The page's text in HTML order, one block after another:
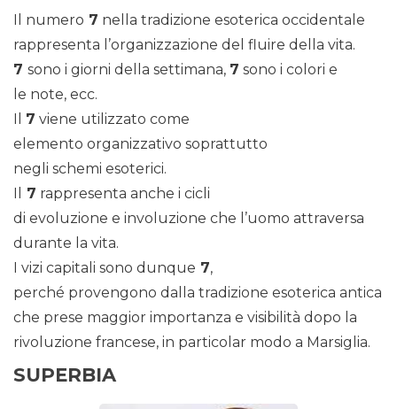
Il numero 7 nella tradizione esoterica occidentale
rappresenta l’organizzazione del fluire della vita.
7 sono i giorni della settimana, 7 sono i colori e
le note, ecc.
Il 7 viene utilizzato come
elemento organizzativo soprattutto
negli schemi esoterici.
Il
7 rappresenta anche i cicli
di evoluzione e involuzione che l’uomo attraversa
durante la vita.
I vizi capitali sono dunque 7,
perché provengono dalla tradizione esoterica antica
che prese maggior importanza e visibilità dopo la
rivoluzione francese, in particolar modo a Marsiglia.
SUPERBIA